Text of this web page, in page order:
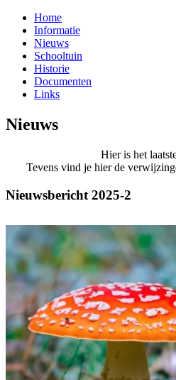
Home
Informatie
Nieuws
Schooltuin
Historie
Documenten
Links
Nieuws
Hier is het
Tevens vind je hier de
Nieuwsbericht 2025-2